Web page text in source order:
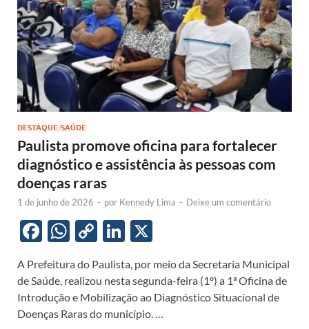
DESTAQUE/SAÚDE
Paulista promove oficina para fortalecer
diagnóstico e assistência às pessoas com
doenças raras
1 de junho de 2026 - por Kennedy Lima - Deixe um comentário
F
e
b
o
W
at
s
A
C
p
y
Li
Li
k
e
dI
A Prefeitura do Paulista, por meio da Secretaria Municipal
de Saúde, realizou nesta segunda-feira (1º) a 1ª Oficina de
Introdução e Mobilização ao Diagnóstico Situacional de
Doenças Raras do município. …